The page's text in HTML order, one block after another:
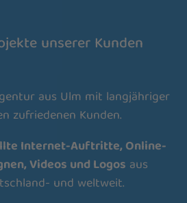
unserer Kunden
aus Ulm mit langjähriger
zufriedenen Kunden.
Internet-Auftritte, Online-
Videos und Logos aus
und weltweit.